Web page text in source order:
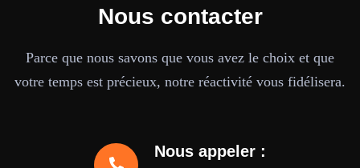
Nous contacter
Parce que nous savons que vous avez le choix et que
votre temps est précieux, notre réactivité vous fidélisera.
Nous appeler :